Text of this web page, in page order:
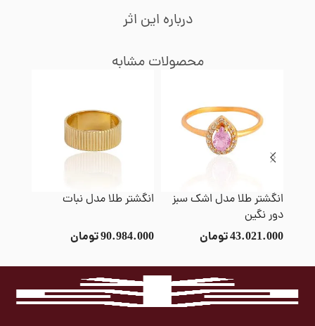
محصولات مشابه
انگشتر طلا مدل اشک سبز
دور نگین
43.021.000تومان
انگشتر طلا مدل نبات
90.984.000تومان
درباره این اثر